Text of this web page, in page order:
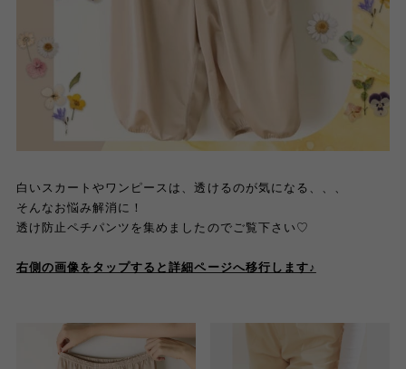
白いスカートやワンピースは、透けるのが気になる、、、
そんなお悩み解消に！
透け防止ペチパンツを集めましたのでご覧下さい♡
右側の画像をタップすると詳細ページへ移行します♪